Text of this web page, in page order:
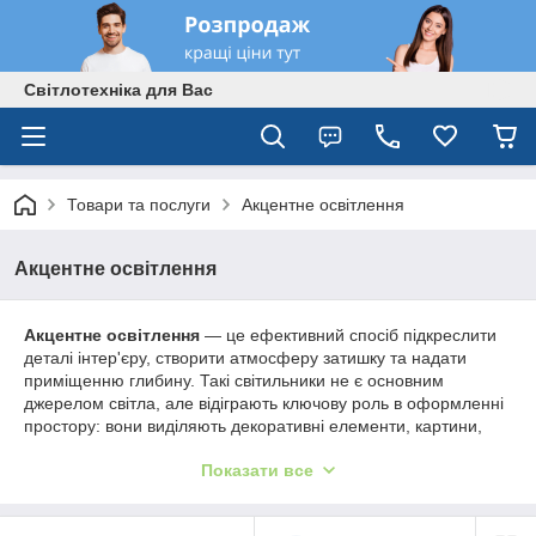
Світлотехніка для Вас
Товари та послуги Акцентне освітлення
Акцентне освітлення
Акцентне освітлення — це ефективний спосіб підкреслити
деталі інтер'єру, створити атмосферу затишку та надати
приміщенню глибину. Такі світильники не є основним
джерелом світла, але відіграють ключову роль в оформленні
простору: вони виділяють декоративні елементи, картини,
У нашому каталозі ви знайдете різноманітні рішення для
Показати все